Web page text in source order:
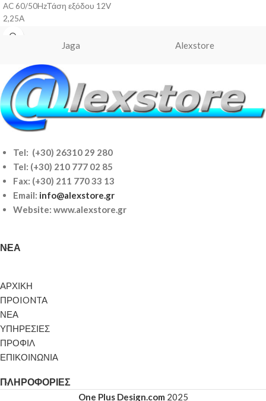
AC 60/50HzΤάση εξόδου 12V
2,25Α
Jaga Alexstore
Tel: (+30) 26310 29 280
Tel: (+30) 210 777 02 85
Fax: (+30) 211 770 33 13
Email: info@alexstore.gr
Website: www.alexstore.gr
ΝΈΑ
ΑΡΧΙΚΗ
ΠΡΟIONTA
ΝΕΑ
ΥΠΗΡΕΣΙΕΣ
ΠΡΟΦΙΛ
ΕΠΙΚΟΙΝΩΝΙΑ
ΠΛΗΡΟΦΟΡΊΕΣ
One Plus Design.com 2025